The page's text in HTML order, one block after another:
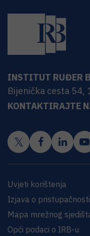
INSTITUT RUĐER
Bijenička cesta 54,
KONTAKTIRAJTE
Uvjeti korištenja
Izjava o pristupačnosti
Mapa mrežnog
Opći podaci o IRB-u